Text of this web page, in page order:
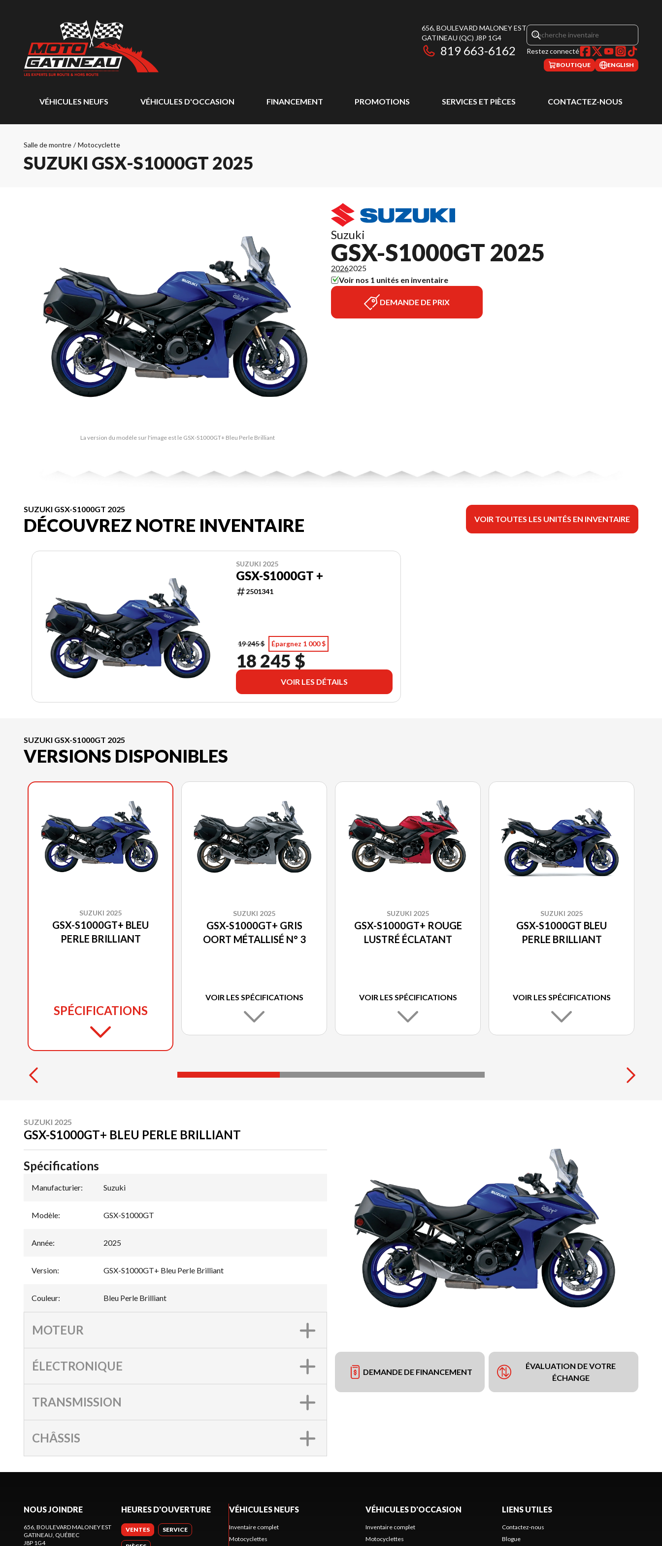
656, BOULEVARD MALONEY EST
GATINEAU (QC) J8P 1G4
819 663-6162 Restez connecté
BOUTIQUE ENGLISH
VÉHICULES NEUFS VÉHICULES D'OCCASION FINANCEMENT PROMOTIONS SERVICES ET PIÈCES CONTACTEZ-NOUS
Salle de montre / Motocyclette
SUZUKI GSX-S1000GT 2025
La version du modèle sur l'image est le GSX-S1000GT+ Bleu Perle Brilliant
Suzuki
GSX-S1000GT 2025
20262025
Voir nos 1 unités en inventaire
DEMANDE DE PRIX
SUZUKI GSX-S1000GT 2025
DÉCOUVREZ NOTRE INVENTAIRE VOIR TOUTES LES UNITÉS EN INVENTAIRE
SUZUKI 2025
GSX-S1000GT +
2501341
19 245 $ Épargnez 1 000 $
18 245 $
VOIR LES DÉTAILS
SUZUKI GSX-S1000GT 2025
VERSIONS DISPONIBLES
SUZUKI 2025
GSX-S1000GT+ BLEU
PERLE BRILLIANT
SPÉCIFICATIONS
SUZUKI 2025
GSX-S1000GT+ GRIS
OORT MÉTALLISÉ N° 3
VOIR LES SPÉCIFICATIONS
SUZUKI 2025
GSX-S1000GT+ ROUGE
LUSTRÉ ÉCLATANT
VOIR LES SPÉCIFICATIONS
SUZUKI 2025
GSX-S1000GT BLEU
PERLE BRILLIANT
VOIR LES SPÉCIFICATIONS
SUZUKI 2025
GSX-S1000GT+ BLEU PERLE BRILLIANT
DEMANDE DE FINANCEMENT
ÉVALUATION DE VOTRE
ÉCHANGE
Spécifications
Manufacturier: Suzuki
Modèle: GSX-S1000GT
Année: 2025
Version: GSX-S1000GT+ Bleu Perle Brilliant
Couleur: Bleu Perle Brilliant
MOTEUR
ÉLECTRONIQUE
TRANSMISSION
CHÂSSIS
NOUS JOINDRE
656, BOULEVARD MALONEY EST
GATINEAU, QUÉBEC
J8P 1G4
HEURES D'OUVERTURE
VENTES SERVICE
VÉHICULES NEUFS
Inventaire complet
Motocyclettes
VÉHICULES D'OCCASION
Inventaire complet
Motocyclettes
LIENS UTILES
Contactez-nous
Blogue